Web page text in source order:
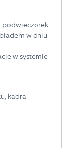
podwieczorek
w dniu
w systemie -
kadra